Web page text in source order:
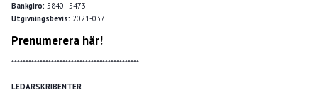
Bankgiro: 5840–5473
Utgivningsbevis: 2021-037
Prenumerera här!
*********************************************
LEDARSKRIBENTER